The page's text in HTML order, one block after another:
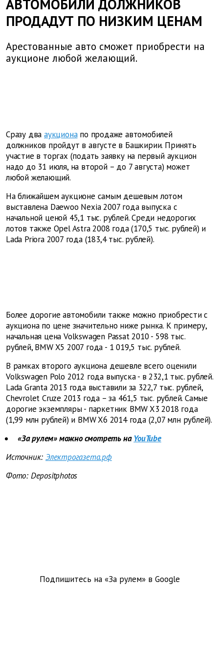
АВТОМОБИЛИ ДОЛЖНИКОВ
ПРОДАДУТ ПО НИЗКИМ ЦЕНАМ
Арестованные авто сможет приобрести на
аукционе любой желающий.
Сразу два аукционапо продаже автомобилей
должников пройдут в августе в Башкирии. Принять
участие в торгах (подать заявку на первый аукцион
надо до 31 июля, на второй – до 7 августа) может
любой желающий.
На ближайшем аукционе самым дешевым лотом
выставлена Daewoo Nexia 2007 года выпуска с
начальной ценой 45,1 тыс. рублей. Среди недорогих
лотов также Opel Astra 2008 года (170,5 тыс. рублей) и
Lada Priora 2007 года (183,4 тыс. рублей).
Более дорогие автомобили также можно приобрести с
аукциона по цене значительно ниже рынка. К примеру,
начальная цена Volkswagen Passat 2010 - 598 тыс.
рублей, BMW X5 2007 года - 1 019,5 тыс. рублей.
В рамках второго аукциона дешевле всего оценили
Volkswagen Polo 2012 года выпуска - в 232,1 тыс. рублей.
Lada Granta 2013 года выставили за 322,7 тыс. рублей,
Chevrolet Cruze 2013 года – за 461,5 тыс. рублей. Самые
дорогие экземпляры - паркетник BMW X3 2018 года
(1,99 млн рублей) и BMW X6 2014 года (2,07 млн рублей).
«За рулем» можно смотреть на YouTube
Источник: Электрогазета.рф
Фото: Depositphotos
Подпишитесь на «За рулем» в Google